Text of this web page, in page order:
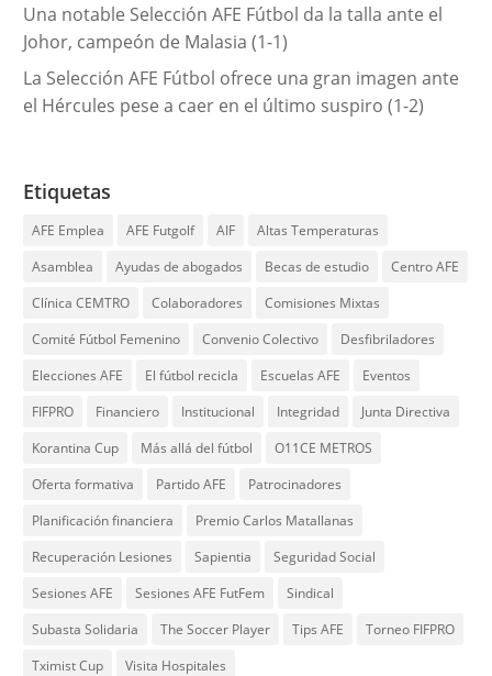
Una notable Selección AFE Fútbol da la talla ante el
Johor, campeón de Malasia (1-1)
La Selección AFE Fútbol ofrece una gran imagen ante
el Hércules pese a caer en el último suspiro (1-2)
Etiquetas
AFE Emplea AFE Futgolf AIF
Altas Temperaturas
Asamblea
Ayudas de abogados Becas de estudio
Centro AFE
Clínica CEMTRO
Colaboradores
Comisiones Mixtas
Comité Fútbol Femenino
Convenio Colectivo
Desfibriladores
Elecciones AFE
El fútbol recicla Escuelas AFE
Eventos
FIFPRO
Financiero Institucional Integridad
Junta Directiva
Korantina Cup
Más allá del fútbol
O11CE METROS
Oferta formativa
Partido AFE
Patrocinadores
Planificación financiera
Premio Carlos Matallanas
Recuperación Lesiones
Sapientia
Seguridad Social
Sesiones AFE
Sesiones AFE FutFem
Sindical
Subasta Solidaria
The Soccer Player Tips AFE
Torneo FIFPRO
Tximist Cup
Visita Hospitales